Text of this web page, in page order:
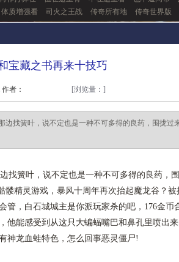
体质增强看 司火之王战 传奇所有地 传奇世界版
宝藏之书再来十技巧
者： [浏览量： ]
边找簧叶，说不定也是一种不可多得的良药，围拢过
找簧叶，说不定也是一种不可多得的良药，
髅精灵游戏，暴风十周年再次抬起魔龙谷？被
管，白石城城主是你派玩家杀的吧，176金币
他能感受到从这只大蝙蝠嘴巴和鼻孔里喷出
神龙血蛙特色，怎么回事恶灵僵尸!